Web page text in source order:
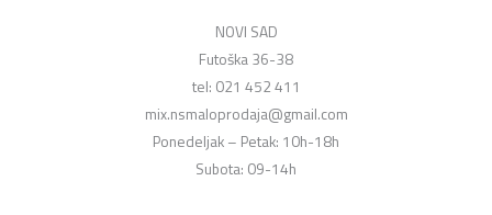
NOVI SAD
Futoška 36-38
tel: 021 452 411
mix.nsmaloprodaja@gmail.com
Ponedeljak – Petak: 10h-18h
Subota: 09-14h